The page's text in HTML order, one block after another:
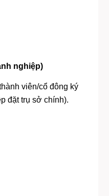
nghiệp)
viên/cổ đông ký
đặt trụ sở chính).